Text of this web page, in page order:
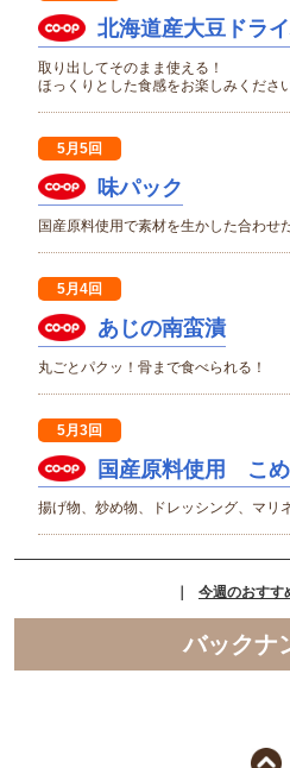
北海道産大豆ドラ
取り出してそのまま使える！
ほっくりとした食感をお楽しみくださ
5月5回
味パック
国産原料使用で素材を生かした合わせ
5月4回
あじの南蛮漬
丸ごとパクッ！骨まで食べられる！
5月3回
国産原料使用 こ
揚げ物、炒め物、ドレッシング、マリ
｜ 今週のおすす
バックナ